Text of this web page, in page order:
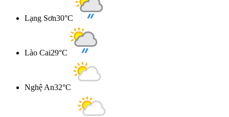
Lạng Sơn30°C
Lào Cai29°C
Nghệ An32°C